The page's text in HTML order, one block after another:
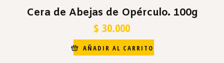
Cera de Abejas de Opérculo. 100g
$ 30.000
AÑADIR AL CARRITO